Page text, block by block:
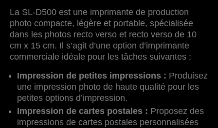
La SL-D500 est une imprimante de production
photo compacte, légère et portable, spécialisée
dans les photos recto verso et recto verso de 10
cm x 15 cm. Il s’agit d’une option d’imprimante
commerciale idéale pour les tâches suivantes :
Impression de petites impressions : Produisez
une impression photo de haute qualité pour les
petites options d’impression.
Impression de cartes postales : Proposez des
impressions de cartes postales personnalisées